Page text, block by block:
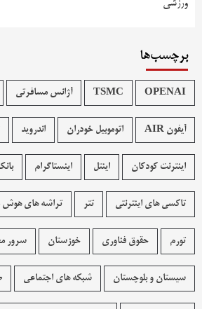
ورزشی
برچسب‌ها
OPENAI
TSMC آژانس مسافرتی
آیفون AIR اتوموبیل خودران اندروید
اینترنت کودکان اینتل اینستاگرام
تاکسی های اینترنتی تتر تراشه های هوش
تورم حقوق فناوری خوزستان سرور
سیستان و بلوچستان شبکه های اجتماعی